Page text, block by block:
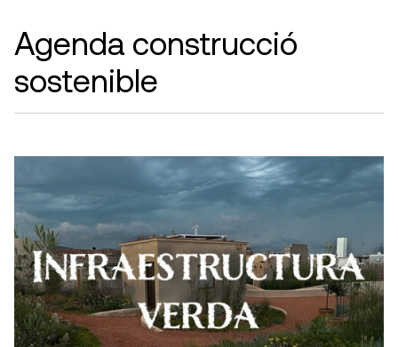
Agenda construcció
sostenible